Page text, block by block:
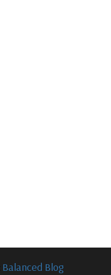
Balanced Blog